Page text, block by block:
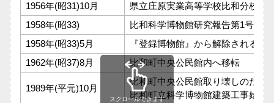
1956年(昭31)10月
県立庄原実業高等学校比和分校へ
1958年(昭33)
比和科学博物館研究報告第1号を発
1958年(昭33)5月
『登録博物館』から解除される
1962年(昭37)8月
比和町中央公民館内へ移転
1989年(平元)10月
比和町中央公民館取り壊しのため
比和町立科学博物館建築工事始ま
スクロールできます